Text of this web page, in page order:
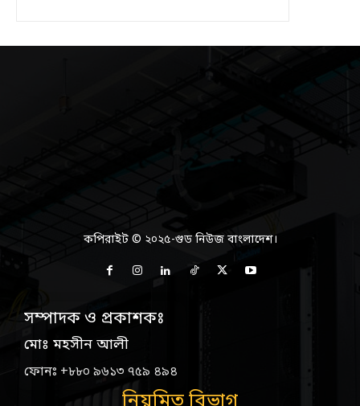
কপিরাইট © ২০২৫-গুড নিউজ বাংলাদেশ।
সম্পাদক ও প্রকাশকঃ
মোঃ মহসীন আলী
ফোনঃ +৮৮০ ৯৬১৩ ৭৫৯ ৪৯৪